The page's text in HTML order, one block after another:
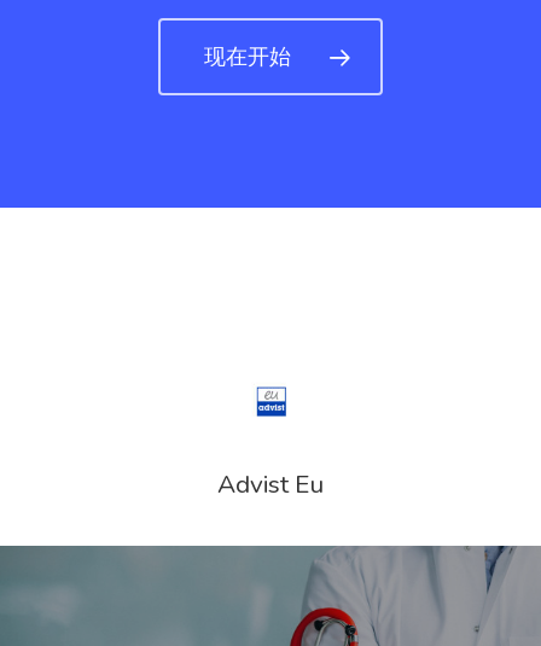
现在开始
Advist Eu